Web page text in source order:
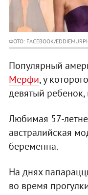
ФОТО: FACEBOOK/
Популярный
Мерфи, у
девятый ребенок,
Любимая 57-
австралийская
беременна.
На днях
во время